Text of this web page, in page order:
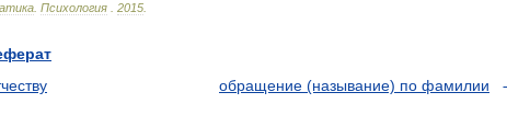
Психология 2015
обращение (называние) по фамилии